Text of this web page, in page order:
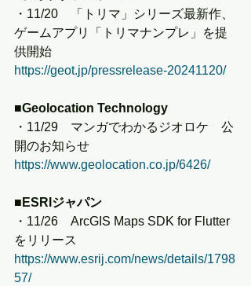
・11/20　「トリマ」シリーズ最新作、
ゲームアプリ「トリマナンプレ」を提
供開始
https://geot.jp/pressrelease-20241120/
■Geolocation Technology
・11/29　マンガでわかるジオロケ　公
開のお知らせ
https://www.geolocation.co.jp/6426/
■ESRIジャパン
・11/26　ArcGIS Maps SDK for Flutter
をリリース
https://www.esrij.com/news/details/1798
57/